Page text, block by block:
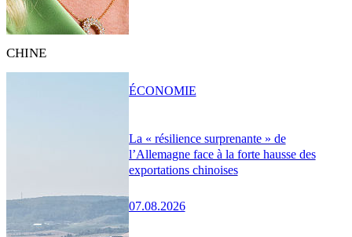
CHINE
La « résilience surprenante » de
l’Allemagne face à la forte hausse des
exportations chinoises
07.08.2026
ÉCONOMIE